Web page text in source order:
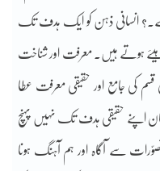
انسانی ذہن کو ایک ہدف تک
ہوتے ہیں۔ معرفت اور شناخت
کی جامع اور حقیقی معرفت عطا
اپنے حقیقی ہدف تک نہیں پہنچ
سے آگاہ اور ہم آہنگ ہونا